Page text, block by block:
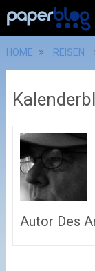
HOME REISEN
Autor Des